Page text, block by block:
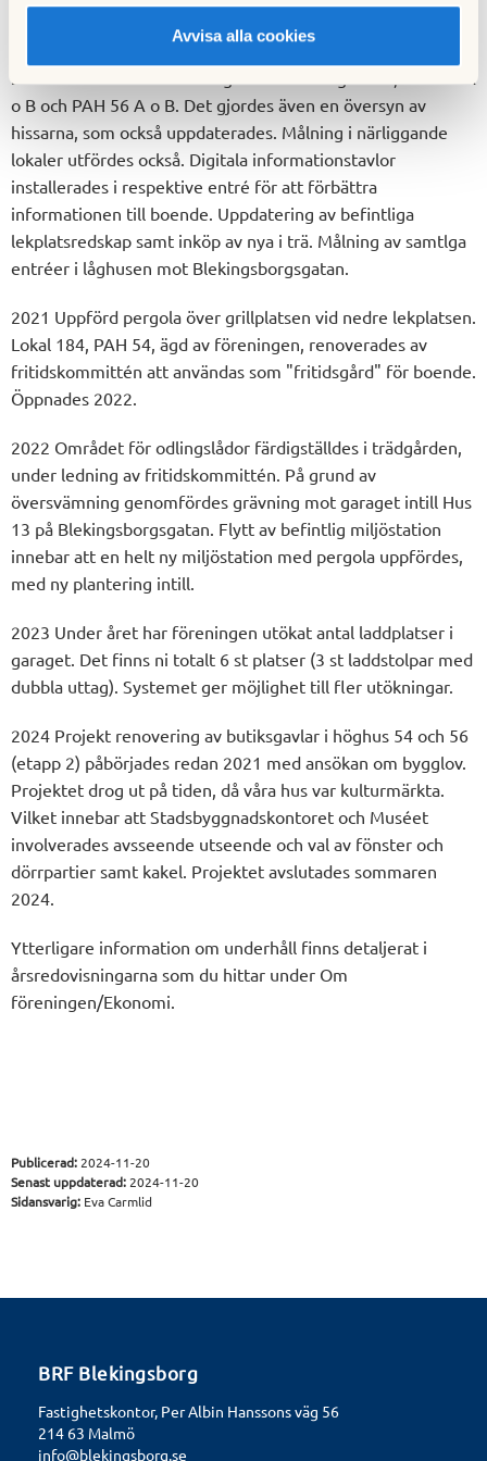
Avvisa alla cookies
2020 så renoverades samtliga entréer i höghusen, PAH 54 A
o B och PAH 56 A o B. Det gjordes även en översyn av
hissarna, som också uppdaterades. Målning i närliggande
lokaler utfördes också. Digitala informationstavlor
installerades i respektive entré för att förbättra
informationen till boende. Uppdatering av befintliga
lekplatsredskap samt inköp av nya i trä. Målning av samtlga
entréer i låghusen mot Blekingsborgsgatan.
2021 Uppförd pergola över grillplatsen vid nedre lekplatsen.
Lokal 184, PAH 54, ägd av föreningen, renoverades av
fritidskommittén att användas som "fritidsgård" för boende.
Öppnades 2022.
2022 Området för odlingslådor färdigställdes i trädgården,
under ledning av fritidskommittén. På grund av
översvämning genomfördes grävning mot garaget intill Hus
13 på Blekingsborgsgatan. Flytt av befintlig miljöstation
innebar att en helt ny miljöstation med pergola uppfördes,
med ny plantering intill.
2023 Under året har föreningen utökat antal laddplatser i
garaget. Det finns ni totalt 6 st platser (3 st laddstolpar med
dubbla uttag). Systemet ger möjlighet till fler utökningar.
2024 Projekt renovering av butiksgavlar i höghus 54 och 56
(etapp 2) påbörjades redan 2021 med ansökan om bygglov.
Projektet drog ut på tiden, då våra hus var kulturmärkta.
Vilket innebar att Stadsbyggnadskontoret och Muséet
involverades avsseende utseende och val av fönster och
dörrpartier samt kakel. Projektet avslutades sommaren
2024.
Ytterligare information om underhåll finns detaljerat i
årsredovisningarna som du hittar under Om
föreningen/Ekonomi.
Publicerad: 2024-11-20
Senast uppdaterad: 2024-11-20
Sidansvarig: Eva Carmlid
BRF Blekingsborg
Fastighetskontor, Per Albin Hanssons väg 56
214 63 Malmö
info@blekingsborg.se